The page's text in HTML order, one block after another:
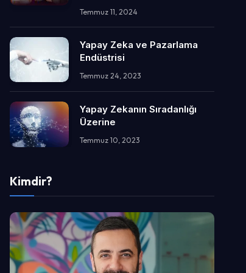
Temmuz 11, 2024
Yapay Zeka ve Pazarlama
Endüstrisi
Temmuz 24, 2023
Yapay Zekanın Sıradanlığı
Üzerine
Temmuz 10, 2023
Kimdir?